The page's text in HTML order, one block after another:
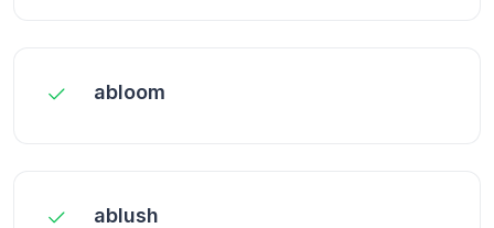
abloom
ablush